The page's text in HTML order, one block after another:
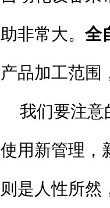
助非常大。 全
产品加工范围
我们要注意
使用新管理，
则是人性所然